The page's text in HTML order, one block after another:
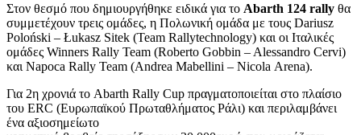
Στον θεσμό που δημιουργήθηκε ειδικά για το Abarth 124 rally θα
συμμετέχουν τρεις ομάδες, η Πολωνική ομάδα με τους Dariusz
Poloński – Łukasz Sitek (Team Rallytechnology) και οι Ιταλικές
ομάδες Winners Rally Team (Roberto Gobbin – Alessandro Cervi)
και Napoca Rally Team (Andrea Mabellini – Nicola Arena).
Για 2η χρονιά το Abarth Rally Cup πραγματοποιείται στο πλαίσιο
του ERC (Ευρωπαϊκού Πρωταθλήματος Ράλι) και περιλαμβάνει
ένα αξιοσημείωτο